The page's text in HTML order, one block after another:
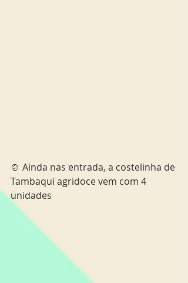
🍲 Ainda nas entrada, a costelinha de
Tambaqui agridoce vem com 4
unidades